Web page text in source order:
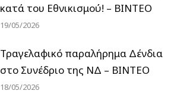
κατά του Εθνικισμού! – ΒΙΝΤΕΟ
19/05/2026
Τραγελαφικό παραλήρημα Δένδια
στο Συνέδριο της ΝΔ – ΒΙΝΤΕΟ
18/05/2026